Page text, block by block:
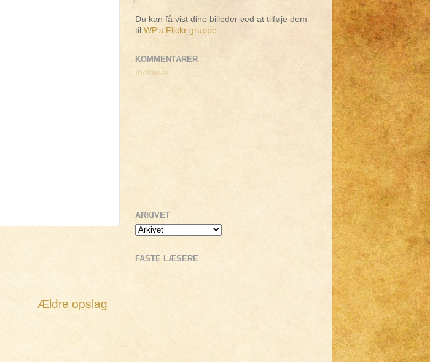
Ældre opslag
Du kan få vist dine billeder ved at tilføje dem
til WP's Flickr gruppe
KOMMENTARER
Indlæser...
ARKIVET
FASTE LÆSERE